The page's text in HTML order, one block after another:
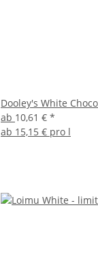
Dooley's White
ab 10,61 € *
ab 15,15 € pro l